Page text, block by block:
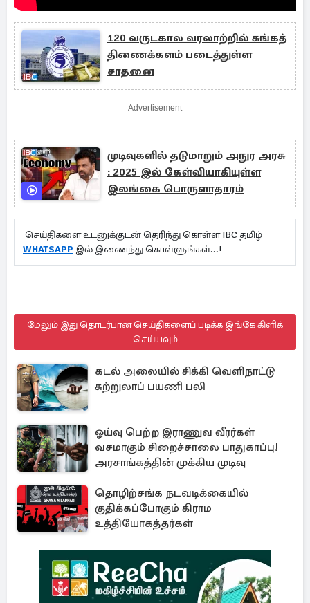
120 வருடகால வரலாற்றில் சுங்கத்
திணைக்களம் படைத்துள்ள
சாதனை
Advertisement
முடிவுகளில் தடுமாறும் அநுர அரசு
: 2025 இல் கேள்வியாகியுள்ள
இலங்கை பொருளாதாரம்
செய்திகளை உடனுக்குடன் தெரிந்து கொள்ள IBC தமிழ்
WHATSAPP இல் இணைந்து கொள்ளுங்கள்...!
மேலும் இது தொடர்பான செய்திகளைப் படிக்க இங்கே கிளிக்
செய்யவும்
கடல் அலையில் சிக்கி வெளிநாட்டு
சுற்றுலாப் பயணி பலி
ஓய்வு பெற்ற இராணுவ வீரர்கள்
வசமாகும் சிறைச்சாலை பாதுகாப்பு!
அரசாங்கத்தின் முக்கிய முடிவு
தொழிற்சங்க நடவடிக்கையில்
குதிக்கப்போகும் கிராம
உத்தியோகத்தர்கள்